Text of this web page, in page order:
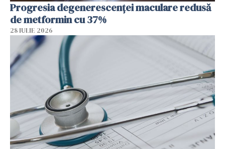
Progresia degenerescenței maculare redusă
de metformin cu 37%
28 IULIE 2026